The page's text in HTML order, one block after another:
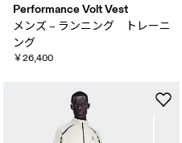
Performance Volt Vest
メンズ – ランニング トレーニ
ング
￥26,400